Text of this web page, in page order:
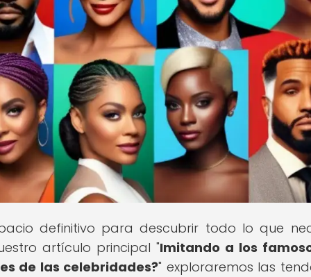
definitivo para descubrir todo lo que
artículo principal "Imitando a los
de las celebridades?" exploraremos las